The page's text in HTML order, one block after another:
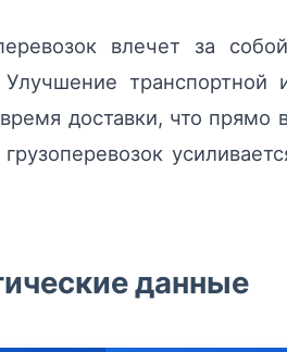
влечет за
транспортной
доставки, что прямо
данные